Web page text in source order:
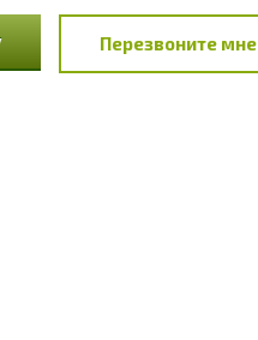
Перезвоните мне